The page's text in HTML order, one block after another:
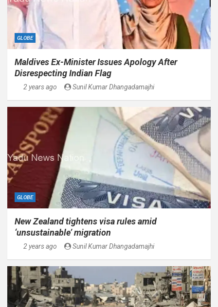
GLOBE
Maldives Ex-Minister Issues Apology After
Disrespecting Indian Flag
2 years ago Sunil Kumar Dhangadamajhi
GLOBE
New Zealand tightens visa rules amid
‘unsustainable’ migration
2 years ago Sunil Kumar Dhangadamajhi